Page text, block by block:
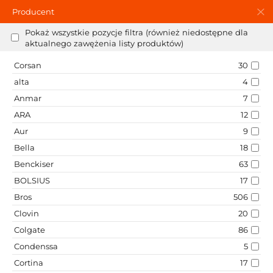
Producent
Pokaż wszystkie pozycje filtra (również niedostępne dla
aktualnego zawężenia listy produktów)
Corsan
30
alta
4
Anmar
7
ARA
12
Aur
9
Bella
18
Benckiser
63
BOLSIUS
17
Bros
506
Clovin
20
Colgate
86
Condenssa
5
Cortina
17